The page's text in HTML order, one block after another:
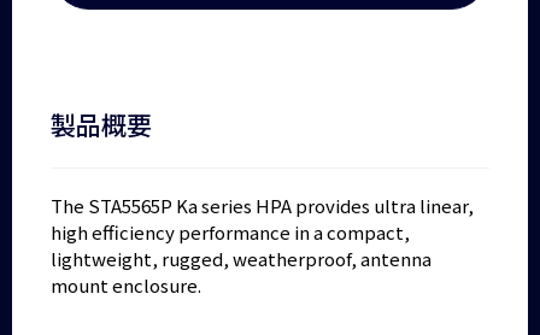
製品概要
The STA5565P Ka series HPA provides ultra linear,
high efficiency performance in a compact,
lightweight, rugged, weatherproof, antenna
mount enclosure.